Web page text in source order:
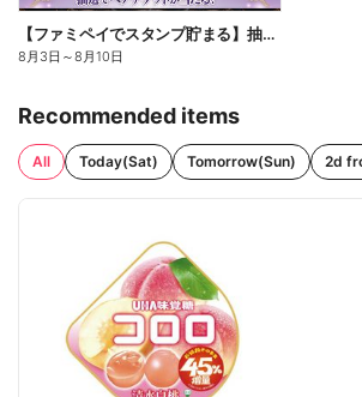
【ファミペイでスタンプ貯まる】抽選でペアチケットが当たる!
8月3日 ～8月10日
Recommended items
All Today(Sat) Tomorrow(Sun) 2d